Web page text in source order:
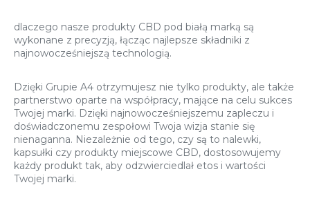
dlaczego nasze produkty CBD pod białą marką są
wykonane z precyzją, łącząc najlepsze składniki z
najnowocześniejszą technologią.
Dzięki Grupie A4 otrzymujesz nie tylko produkty, ale także
partnerstwo oparte na współpracy, mające na celu sukces
Twojej marki. Dzięki najnowocześniejszemu zapleczu i
doświadczonemu zespołowi Twoja wizja stanie się
nienaganna. Niezależnie od tego, czy są to nalewki,
kapsułki czy produkty miejscowe CBD, dostosowujemy
każdy produkt tak, aby odzwierciedlał etos i wartości
Twojej marki.